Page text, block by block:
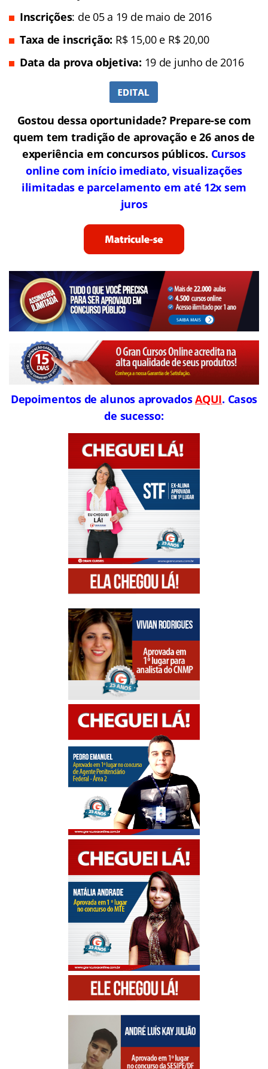
Inscrições: de 05 a 19 de maio de 2016
Taxa de inscrição: R$ 15,00 e R$ 20,00
Data da prova objetiva: 19 de junho de 2016
Gostou dessa oportunidade? Prepare-se com
quem tem tradição de aprovação e 26 anos de
experiência em concursos públicos. Cursos
online com início imediato, visualizações
ilimitadas e parcelamento em até 12x sem
juros
Depoimentos de alunos aprovadosAQUI. Casos
de sucesso: